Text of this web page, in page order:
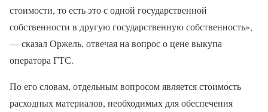
стоимости, то есть это с одной государственной
собственности в другую государственную собственность»,
— сказал Оржель, отвечая на вопрос о цене выкупа
оператора ГТС.
По его словам, отдельным вопросом является стоимость
расходных материалов, необходимых для обеспечения